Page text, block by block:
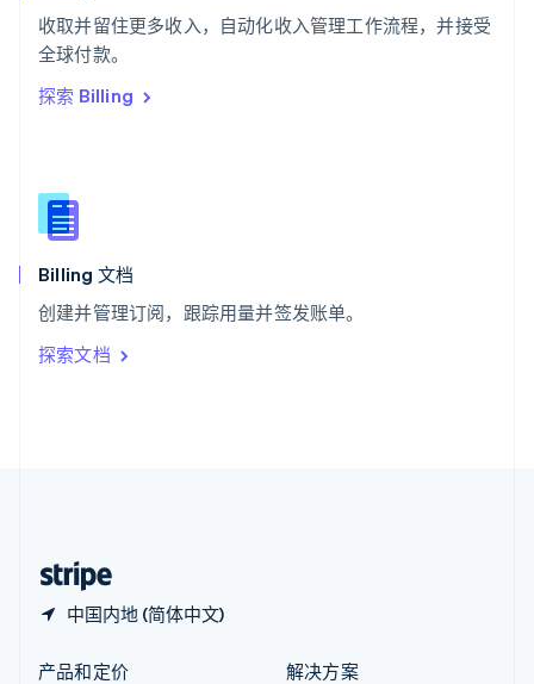
收取并留住更多收入，自动化收入管理工作流程，并接受
全球付款。
探索 Billing
Billing 文档
创建并管理订阅，跟踪用量并签发账单。
探索文档
中国内地 (简体中文)
ไทยEnglish
希腊
English
西班牙
新西兰
English
匈牙利
English
ItalianoEnglish
印度
English
产品和定价
解决方案